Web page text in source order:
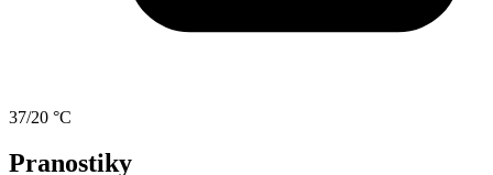
37/20 °C
Pranostiky